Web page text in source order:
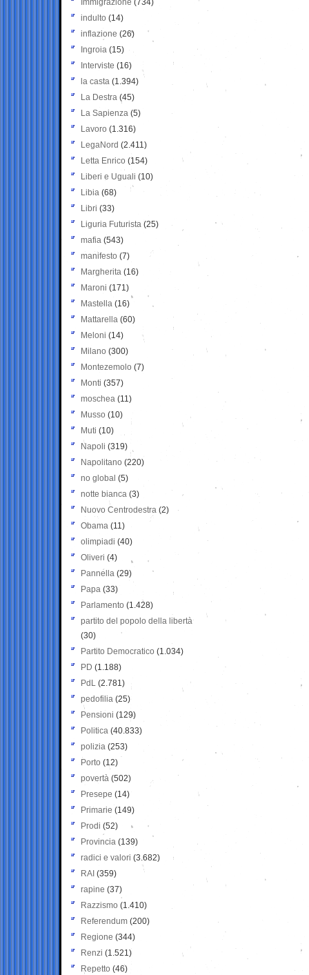
Immigrazione (734)
indulto (14)
inflazione (26)
Ingroia (15)
Interviste (16)
la casta (1.394)
La Destra (45)
La Sapienza (5)
Lavoro (1.316)
LegaNord (2.411)
Letta Enrico (154)
Liberi e Uguali (10)
Libia (68)
Libri (33)
Liguria Futurista (25)
mafia (543)
manifesto (7)
Margherita (16)
Maroni (171)
Mastella (16)
Mattarella (60)
Meloni (14)
Milano (300)
Montezemolo (7)
Monti (357)
moschea (11)
Musso (10)
Muti (10)
Napoli (319)
Napolitano (220)
no global (5)
notte bianca (3)
Nuovo Centrodestra (2)
Obama (11)
olimpiadi (40)
Oliveri (4)
Pannella (29)
Papa (33)
Parlamento (1.428)
partito del popolo della libertà
(30)
Partito Democratico (1.034)
PD (1.188)
PdL (2.781)
pedofilia (25)
Pensioni (129)
Politica (40.833)
polizia (253)
Porto (12)
povertà (502)
Presepe (14)
Primarie (149)
Prodi (52)
Provincia (139)
radici e valori (3.682)
RAI (359)
rapine (37)
Razzismo (1.410)
Referendum (200)
Regione (344)
Renzi (1.521)
Repetto (46)